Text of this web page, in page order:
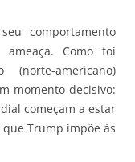
comportamento
Como foi
americano)
momento decisivo:
começam a estar
Trump impõe às